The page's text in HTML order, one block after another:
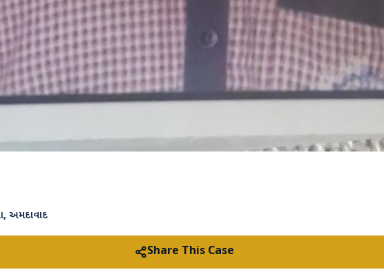
અમદાવાદ
Share This Case